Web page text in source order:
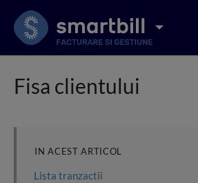
Fisa clientului
IN ACEST ARTICOL
Lista tranzactii